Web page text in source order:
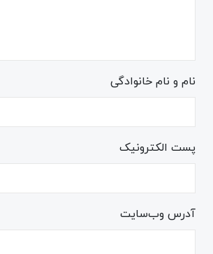
نام و نام خانوادگی
پست الکترونیک
آدرس وب‌سایت